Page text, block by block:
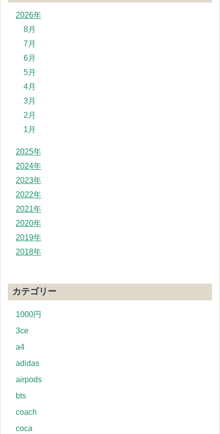
2026年
8月
7月
6月
5月
4月
3月
2月
1月
2025年
2024年
2023年
2022年
2021年
2020年
2019年
2018年
カテゴリー
1000円
3ce
a4
adidas
airpods
bts
coach
coca